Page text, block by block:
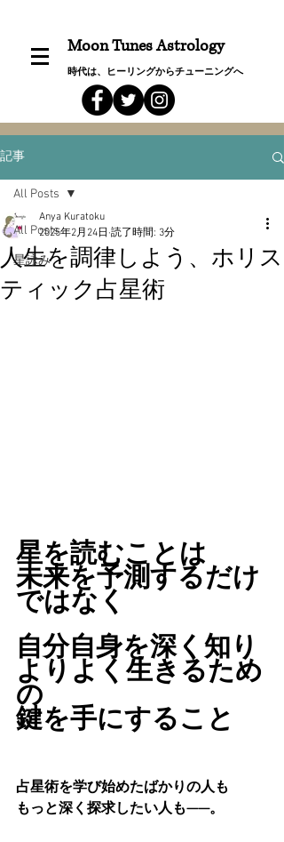
Moon Tunes Astrology
時代は、ヒーリングからチューニングへ
記事
All Posts
星詠み
All Posts
人生を調律しよう、ホリス
ティック占星術
Anya Kuratoku
2025年2月24日 読了時間: 3分
星を読むことは
未来を予測するだけ
ではなく
自分自身を深く知り
よりよく生きるため
の
鍵を手にすること
占星術を学び始めたばかりの人も
もっと深く探求したい人も——。